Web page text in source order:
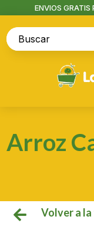
ENVIOS
Arroz
 Volver a